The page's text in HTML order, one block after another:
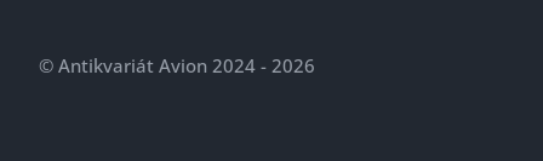
© Antikvariát Avion 2024 - 2026